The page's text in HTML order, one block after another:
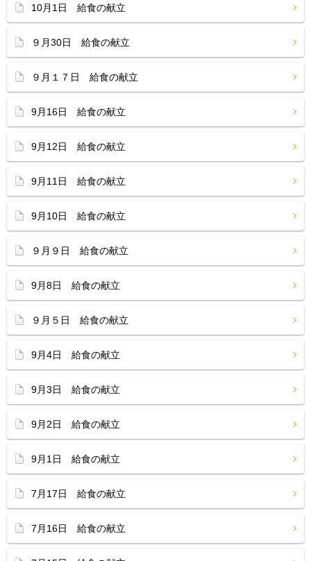
10月1日 給食の献立
９月30日 給食の献立
９月１７日 給食の献立
9月16日 給食の献立
9月12日 給食の献立
9月11日 給食の献立
9月10日 給食の献立
９月９日 給食の献立
9月8日 給食の献立
９月５日 給食の献立
9月4日 給食の献立
9月3日 給食の献立
9月2日 給食の献立
9月1日 給食の献立
7月17日 給食の献立
7月16日 給食の献立